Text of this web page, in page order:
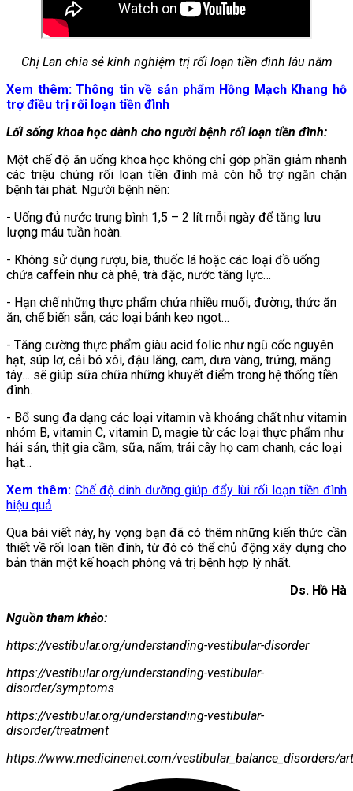
Chị Lan chia sẻ kinh nghiệm trị rối loạn tiền đình lâu năm
Xem thêm:Thông tin về sản phẩm Hồng Mạch Khang hỗ
trợ điều trị rối loạn tiền đình
Lối sống khoa học dành cho người bệnh rối loạn tiền đình:
Một chế độ ăn uống khoa học không chỉ góp phần giảm nhanh
các triệu chứng rối loạn tiền đình mà còn hỗ trợ ngăn chặn
bệnh tái phát. Người bệnh nên:
- Uống đủ nước trung bình 1,5 – 2 lít mỗi ngày để tăng lưu
lượng máu tuần hoàn.
- Không sử dụng rượu, bia, thuốc lá hoặc các loại đồ uống
chứa caffein như cà phê, trà đặc, nước tăng lực…
- Hạn chế những thực phẩm chứa nhiều muối, đường, thức ăn
ăn, chế biến sẵn, các loại bánh kẹo ngọt…
- Tăng cường thực phẩm giàu acid folic như ngũ cốc nguyên
hạt, súp lơ, cải bó xôi, đậu lăng, cam, dưa vàng, trứng, măng
tây… sẽ giúp sữa chữa những khuyết điểm trong hệ thống tiền
đình.
- Bổ sung đa dạng các loại vitamin và khoáng chất như vitamin
nhóm B, vitamin C, vitamin D, magie từ các loại thực phẩm như
hải sản, thịt gia cầm, sữa, nấm, trái cây họ cam chanh, các loại
hạt…
Xem thêm: Chế độ dinh dưỡng giúp đẩy lùi rối loạn tiền đình
hiệu quả
Qua bài viết này, hy vọng bạn đã có thêm những kiến thức cần
thiết về rối loạn tiền đình, từ đó có thể chủ động xây dựng cho
bản thân một kế hoạch phòng và trị bệnh hợp lý nhất.
Ds. Hồ Hà
Nguồn tham khảo:
https://vestibular.org/understanding-vestibular-disorder
https://vestibular.org/understanding-vestibular-
disorder/symptoms
https://vestibular.org/understanding-vestibular-
disorder/treatment
https://www.medicinenet.com/vestibular_balance_disorders/